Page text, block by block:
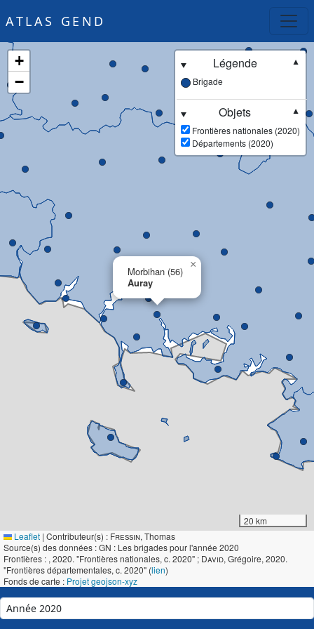
ATLAS GEND
Morbihan (56)
Auray
×
+
−
Légende
▼
Brigade
Objets
▼
Frontières nationales (2020)
Départements (2020)
20 km
Leaflet | Contributeur(s) : Fressin, Thomas
Source(s) des données : GN : Les brigades pour l'année 2020
Frontières : , 2020. "Frontières nationales, c. 2020" ; David, Grégoire, 2020.
"Frontières départementales, c. 2020" (lien)
Fonds de carte : Projet geojson-xyz